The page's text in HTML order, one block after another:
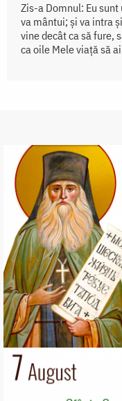
Zis-a Domnul: Eu
va mântui; şi va intra
vine decât ca să fure,
ca oile Mele viaţă să